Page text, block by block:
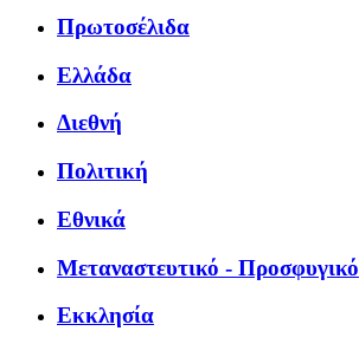
Πρωτοσέλιδα
Ελλάδα
Διεθνή
Πολιτική
Εθνικά
Μεταναστευτικό - Προσφυγικό
Εκκλησία